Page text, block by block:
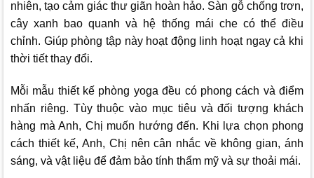
nhiên, tạo cảm giác thư giãn hoàn hảo. Sàn gỗ chống trơn,
cây xanh bao quanh và hệ thống mái che có thể điều
chỉnh. Giúp phòng tập này hoạt động linh hoạt ngay cả khi
thời tiết thay đổi.
Mỗi mẫu thiết kế phòng yoga đều có phong cách và điểm
nhấn riêng. Tùy thuộc vào mục tiêu và đối tượng khách
hàng mà Anh, Chị muốn hướng đến. Khi lựa chọn phong
cách thiết kế, Anh, Chị nên cân nhắc về không gian, ánh
sáng, và vật liệu để đảm bảo tính thẩm mỹ và sự thoải mái.